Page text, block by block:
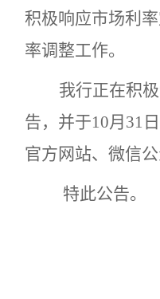
积极响应市场利
率调整工作。
我行正在积
告，并于10月 31
官方网站、微信
特此公告。